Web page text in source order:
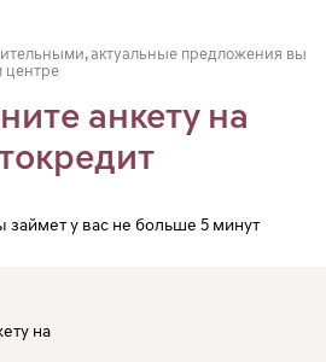
актуальные предложения вы
центре
анкету на
займет у вас не больше 5 минут
на